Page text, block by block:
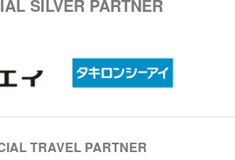
SILVER PARTNER
TRAVEL PARTNER